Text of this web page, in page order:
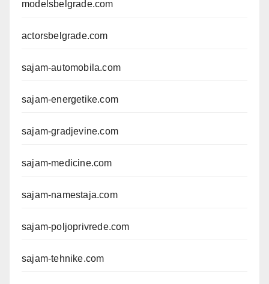
modelsbelgrade.com
actorsbelgrade.com
sajam-automobila.com
sajam-energetike.com
sajam-gradjevine.com
sajam-medicine.com
sajam-namestaja.com
sajam-poljoprivrede.com
sajam-tehnike.com